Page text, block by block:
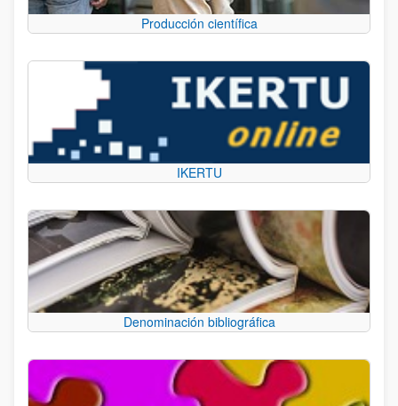
Producción científica
IKERTU
Denominación bibliográfica